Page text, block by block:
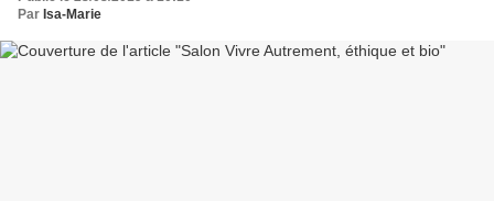
Par Isa-Marie